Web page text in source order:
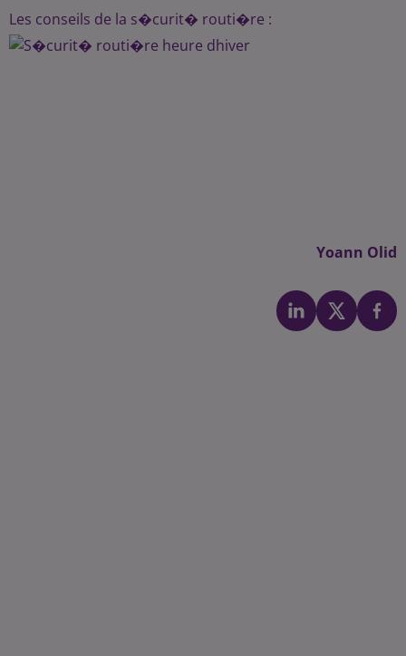
Les conseils de la s�curit� routi�re :
Yoann Olid